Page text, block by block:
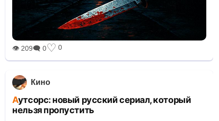
👁 209🗨 0♡ 0
Кино
Аутсорс: новый русский сериал, который
нельзя пропустить